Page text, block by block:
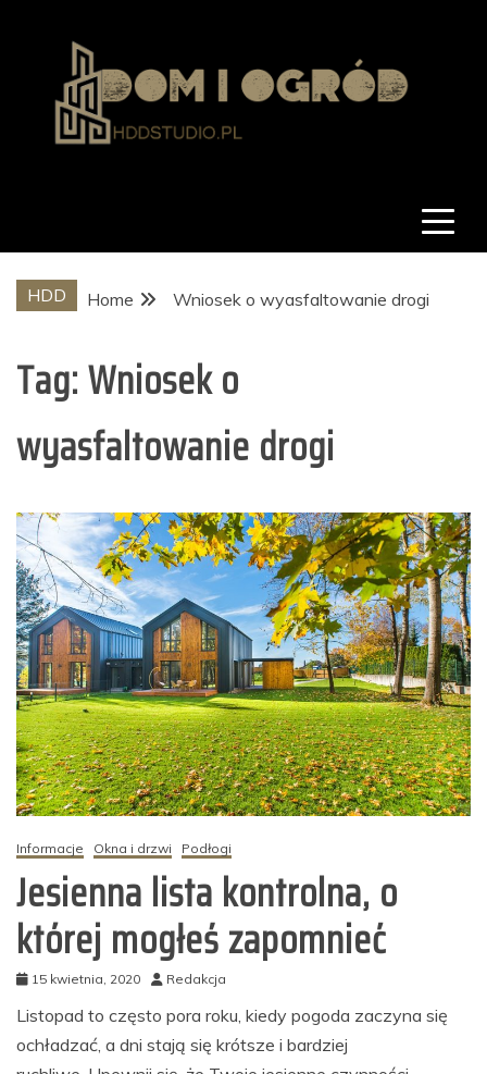
HDD Home Wniosek o wyasfaltowanie drogi
Tag:Wniosek o
wyasfaltowanie drogi
Informacje Okna i drzwi Podłogi
Jesienna lista kontrolna, o
której mogłeś zapomnieć
15 kwietnia, 2020 Redakcja
Listopad to często pora roku, kiedy pogoda zaczyna się
ochładzać, a dni stają się krótsze i bardziej